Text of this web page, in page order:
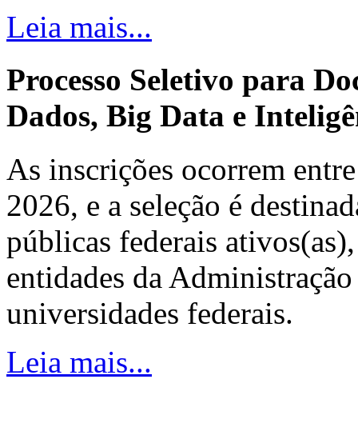
Leia mais...
Processo Seletivo para
Dados, Big Data e
As inscrições ocorrem
2026, e a seleção é
públicas federais
entidades da
universidades federais.
Leia mais...